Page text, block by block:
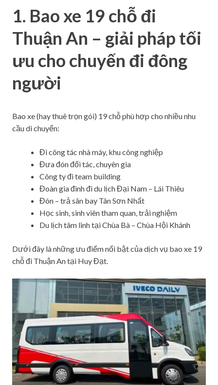
1. Bao xe 19 chỗ đi
Thuận An – giải pháp tối
ưu cho chuyến đi đông
người
Bao xe (hay thuê trọn gói) 19 chỗ phù hợp cho nhiều nhu
cầu di chuyển:
Đi công tác nhà máy, khu công nghiệp
Đưa đón đối tác, chuyên gia
Công ty đi team building
Đoàn gia đình đi du lịch Đại Nam – Lái Thiêu
Đón – trả sân bay Tân Sơn Nhất
Học sinh, sinh viên tham quan, trải nghiệm
Du lịch tâm linh tại Chùa Bà – Chùa Hội Khánh
Dưới đây là những ưu điểm nổi bật của dịch vụ bao xe 19
chỗ đi Thuận An tại Huy Đạt.